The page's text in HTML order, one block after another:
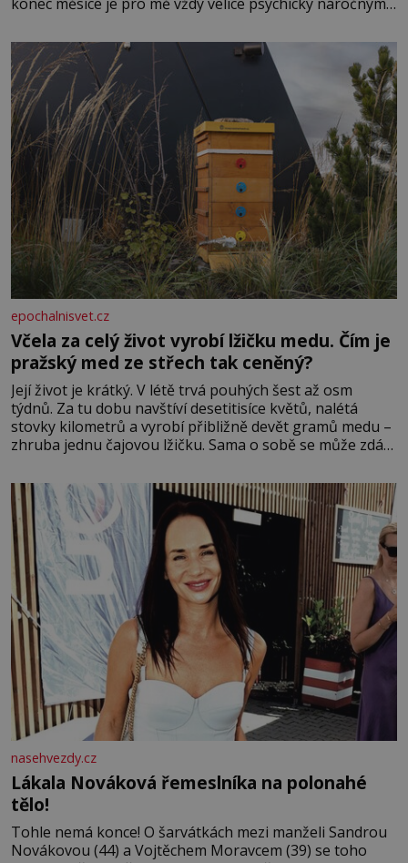
dál častěji volá o pomoc, co se hlídání týče. Dalo by se
epochalnisvet.cz
Včela za celý život vyrobí lžičku medu. Čím je
pražský med ze střech tak ceněný?
Její život je krátký. V létě trvá pouhých šest až osm
týdnů. Za tu dobu navštíví desetitisíce květů, nalétá
stovky kilometrů a vyrobí přibližně devět gramů medu –
zhruba jednu čajovou lžičku. Sama o sobě se může zdát
tisíc příslušnic svého včelstva, vznikne jeden z
nejdokonalejších organismů
nasehvezdy.cz
Lákala Nováková řemeslníka na polonahé
tělo!
Tohle nemá konce! O šarvátkách mezi manželi Sandrou
Novákovou (44) a Vojtěchem Moravcem (39) se toho